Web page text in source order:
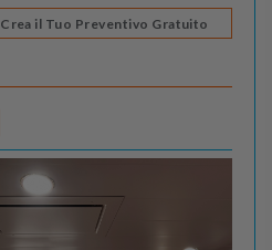
Crea il Tuo Preventivo Gratuito